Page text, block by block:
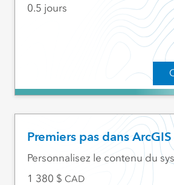
0.5 jours
Premiers pas dans
Personnalisez le contenu du
1 380
CAD